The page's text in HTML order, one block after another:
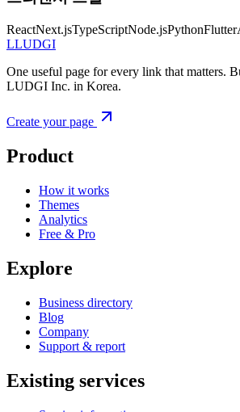
ReactNext.jsTypeScriptNode.jsPythonFlutter
LLUDGI
One useful page for every link that matters.
LUDGI Inc. in Korea.
Create your page
Product
How it works
Themes
Analytics
Free & Pro
Explore
Business directory
Blog
Company
Support & report
Existing services